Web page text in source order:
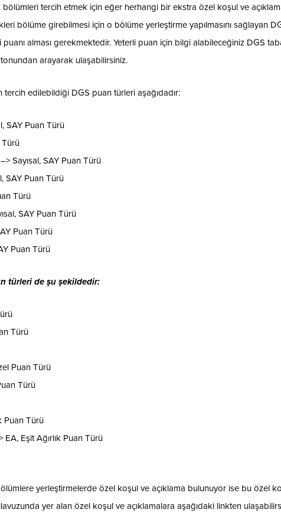
bölümleri tercih etmek için eğer herhangi bir ekstra özel koşul ve
bölüme girebilmesi için o bölüme yerleştirme yapılmasını sağlayan
puanı alması gerekmektedir. Yeterli puan için bilgi alabileceğiniz DGS
arayarak ulaşabilirsiniz.
edilebildiği DGS puan türleri aşağıdadır:
SAY Puan Türü
Türü
Sayısal, SAY Puan Türü
SAY Puan Türü
Türü
SAY Puan Türü
Puan Türü
Puan Türü
türleri de şu şekildedir:
Türü
Puan Türü
Türü
Puan Türü
Eşit Ağırlık Puan Türü
yerleştirmelerde özel koşul ve açıklama bulunuyor ise bu özel
yer alan özel koşul ve açıklamalara aşağıdaki linkten